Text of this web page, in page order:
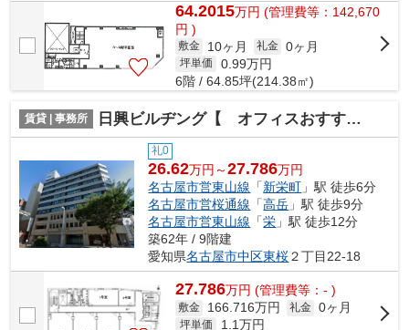
64.2015万円 (管理費等：142,670
円 )
敷金 10ヶ月 礼金 0ヶ月
坪単価 0.99万円
6階 / 64.85坪(214.38㎡)
賃貸 | 事務所 日興ビルヂング【 オフィスおすすめ 】
礼0
26.62万円～27.786万円
名古屋市営東山線 「新栄町 」駅 徒歩6分
名古屋市営桜通線 「高岳 」駅 徒歩9分
名古屋市営東山線 「栄 」駅 徒歩12分
築62年 / 9階建
愛知県名古屋市中区東桜２丁目22-18
27.786万円 (管理費等：- )
敷金 166.716万円 礼金 0ヶ月
坪単価 1.1万円